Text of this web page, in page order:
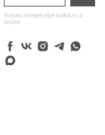
только интересные новости и
акции